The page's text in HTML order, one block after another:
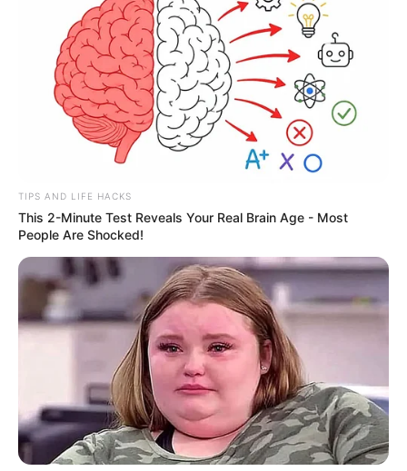
TIPS AND LIFE HACKS
This 2-Minute Test Reveals Your Real Brain Age - Most
People Are Shocked!